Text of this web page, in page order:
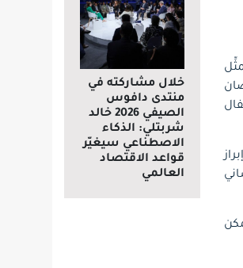
خلال مشاركته في
منتدى دافوس
الصيفي 2026 خالد
شربتلي: الذكاء
الاصطناعي سيغيّر
قواعد الاقتصاد
العالمي